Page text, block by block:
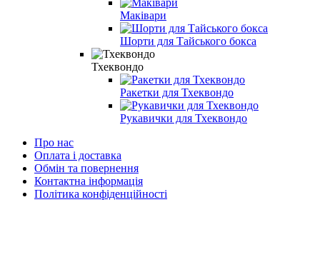
Маківари
Шорти для Тайського бокса
Тхеквондо
Ракетки для Тхеквондо
Рукавички для Тхеквондо
Про нас
Оплата і доставка
Обмін та повернення
Контактна інформація
Політика конфіденційності